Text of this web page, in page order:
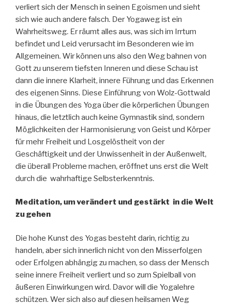
verliert sich der Mensch in seinen Egoismen und sieht
sich wie auch andere falsch. Der Yogaweg ist ein
Wahrheitsweg. Er räumt alles aus, was sich im Irrtum
befindet und Leid verursacht im Besonderen wie im
Allgemeinen. Wir können uns also den Weg bahnen von
Gott zu unserem tiefsten Inneren und diese Schau ist
dann die innere Klarheit, innere Führung und das Erkennen
des eigenen Sinns. Diese Einführung von Wolz-Gottwald
in die Übungen des Yoga über die körperlichen Übungen
hinaus, die letztlich auch keine Gymnastik sind, sondern
Möglichkeiten der Harmonisierung von Geist und Körper
für mehr Freiheit und Losgelöstheit von der
Geschäftigkeit und der Unwissenheit in der Außenwelt,
die überall Probleme machen, eröffnet uns erst die Welt
durch die wahrhaftige Selbsterkenntnis.
Meditation, um verändert und gestärkt in die Welt
zu gehen
Die hohe Kunst des Yogas besteht darin, richtig zu
handeln, aber sich innerlich nicht von den Misserfolgen
oder Erfolgen abhängig zu machen, so dass der Mensch
seine innere Freiheit verliert und so zum Spielball von
äußeren Einwirkungen wird. Davor will die Yogalehre
schützen. Wer sich also auf diesen heilsamen Weg